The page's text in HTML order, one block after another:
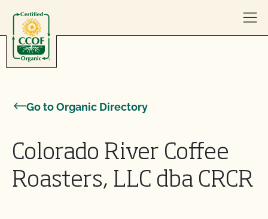
Go to Organic Directory
Colorado River Coffee
Roasters, LLC dba CRCR